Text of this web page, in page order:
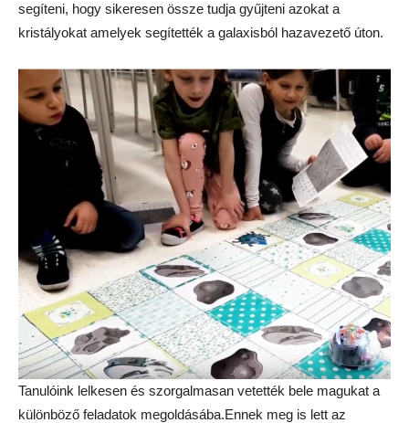
segíteni, hogy sikeresen össze tudja gyűjteni azokat a
kristályokat amelyek segítették a galaxisból hazavezető úton.
Tanulóink lelkesen és szorgalmasan vetették bele magukat a
különböző feladatok megoldásába.Ennek meg is lett az